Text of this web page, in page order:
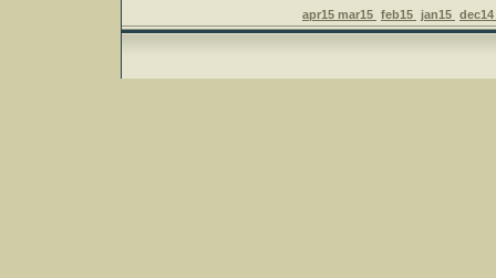
apr15 mar15 feb15 jan15 dec14